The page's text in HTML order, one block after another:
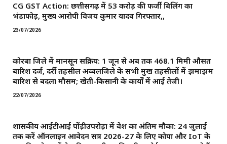
CG GST Action: छत्तीसगढ़ में 53 करोड़ की फर्जी बिलिंग का
भंडाफोड़, मुख्य आरोपी विजय कुमार यादव गिरफ्तार,,
23/07/2026
कोरबा जिले में मानसून सक्रिय: 1 जून से अब तक 468.1 मिमी औसत
बारिश दर्ज, दर्री तहसील अव्वलजिले के सभी प्रमुख तहसीलों में झमाझम
बारिश से बदला मौसम; खेती-किसानी के कार्यों में आई तेजी।
22/07/2026
शासकीय आईटीआई पोंड़ीउपरोड़ा में प्रवेश का अंतिम मौका: 24 जुलाई
तक करें ऑनलाइन आवेदन सत्र 2026-27 के लिए कोपा और IoT के